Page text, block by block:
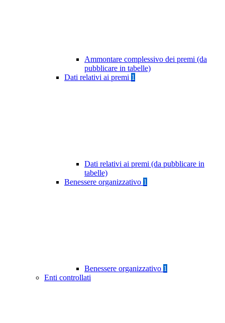
Ammontare complessivo dei premi (da
pubblicare in tabelle)
Dati relativi ai premi 1
Dati relativi ai premi (da pubblicare in
tabelle)
Benessere organizzativo 1
Benessere organizzativo 1
Enti controllati